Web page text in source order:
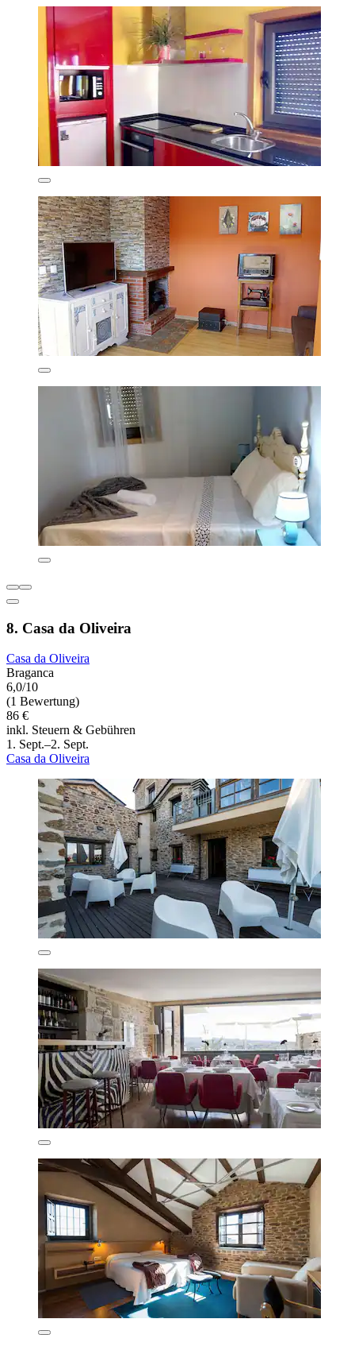
8. Casa da Oliveira
Casa da Oliveira
Braganca
6,0/10
(1 Bewertung)
86 €
inkl. Steuern & Gebühren
1. Sept.–2. Sept.
Casa da Oliveira